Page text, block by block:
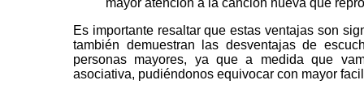
mayor atención a la canción nueva que
Es importante resaltar que estas ventajas son
también demuestran las desventajas de
personas mayores, ya que a medida que
asociativa, pudiéndonos equivocar con mayor